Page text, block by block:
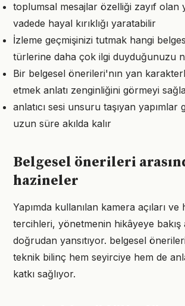
toplumsal mesajlar özelliği zayıf olan
vadede hayal kırıklığı yaratabilir
İzleme geçmişinizi tutmak hangi
türlerine daha çok ilgi duyduğunuzu
Bir belgesel önerileri'nın yan
etmek anlatı zenginliğini görmeyi
anlatıcı sesi unsuru taşıyan yapımlar
uzun süre akılda kalır
Belgesel önerileri
hazineler
Yapımda kullanılan kamera açıları ve
tercihleri, yönetmenin hikâyeye bakış
doğrudan yansıtıyor. belgesel
teknik bilinç hem seyirciye hem de
katkı sağlıyor.